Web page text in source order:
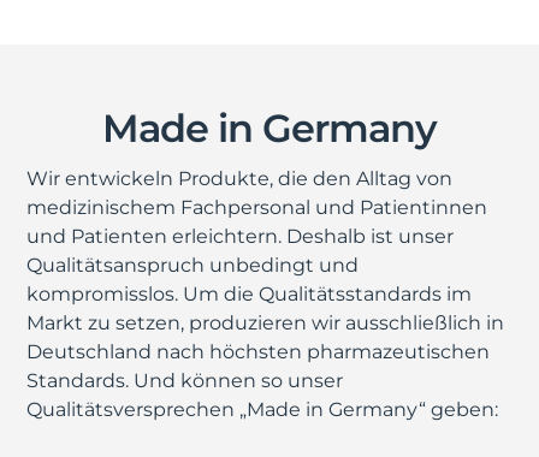
Drei Monate später entwickelte Grunwald einen
Kollegen Manfred Peschka und dem Urologen
stellte er einen erfolgreichen Forschungsantrag
im BMBF-Förderprogramm GO-Bio
("Gründungsoffensive Biotechnologie"). Das
Projekt "mediNiK – Klebstoff zum Entfernen von
Nierensteinfragmenten" wurde gestartet.
Grunwalds Team erforschte die Grundlagen bis
zum Design-Freeze.
Made in Germany
Wir entwickeln Produkte, die den Alltag von
medizinischem Fachpersonal und Patientinnen
und Patienten erleichtern. Deshalb ist unser
Qualitätsanspruch unbedingt und
kompromisslos. Um die Qualitätsstandards im
Markt zu setzen, produzieren wir ausschließlich in
Deutschland nach höchsten pharmazeutischen
Standards. Und können so unser
Qualitätsversprechen „Made in Germany“ geben: